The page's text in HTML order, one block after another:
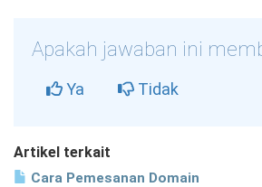
Apakah jawaban ini
Ya Tidak
Artikel terkait
Cara Pemesanan Domain